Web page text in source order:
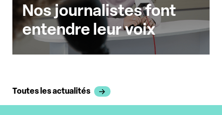
Nos journalistes font
entendre leur voix
Toutes les actualités